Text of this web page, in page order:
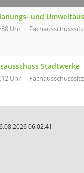
und
Uhr
Stadtwerke
Uhr
06:02:41